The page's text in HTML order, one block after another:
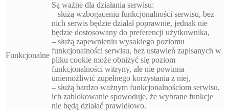
Funkcjonalne
Są ważne dla działania serwisu:
– służą wzbogaceniu funkcjonalności serwisu, bez
nich serwis będzie działał poprawnie, jednak nie
będzie dostosowany do preferencji użytkownika,
– służą zapewnieniu wysokiego poziomu
funkcjonalności serwisu, bez ustawień zapisanych w
pliku cookie może obniżyć się poziom
funkcjonalności witryny, ale nie powinna
uniemożliwić zupełnego korzystania z niej,
– służą bardzo ważnym funkcjonalnościom serwisu,
ich zablokowanie spowoduje, że wybrane funkcje
nie będą działać prawidłowo.